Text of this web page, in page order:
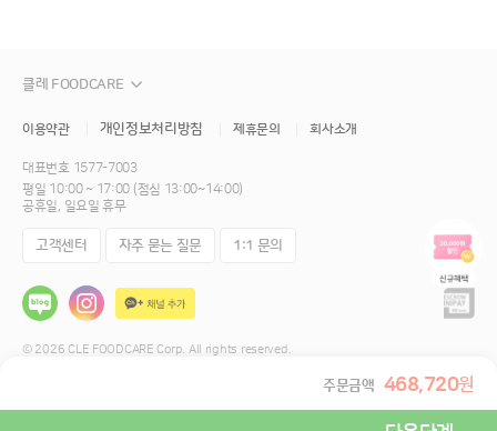
주문금액 468,720원
클레 FOODCARE
이용약관 개인정보처리방침 제휴문의 회사소개
대표번호 1577-7003
평일 10:00 ~ 17:00 (점심 13:00~14:00)
공휴일, 일요일 휴무
고객센터 자주 묻는 질문 1:1 문의
© 2026 CLE FOODCARE Corp. All rights reserved.